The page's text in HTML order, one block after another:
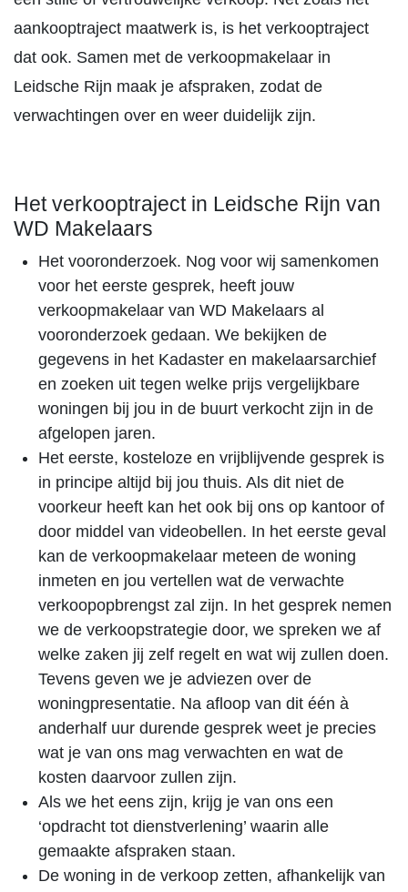
aankooptraject maatwerk is, is het verkooptraject
dat ook. Samen met de verkoopmakelaar in
Leidsche Rijn maak je afspraken, zodat de
verwachtingen over en weer duidelijk zijn.
Het verkooptraject in Leidsche Rijn van
WD Makelaars
Het vooronderzoek. Nog voor wij samenkomen
voor het eerste gesprek, heeft jouw
verkoopmakelaar van WD Makelaars al
vooronderzoek gedaan. We bekijken de
gegevens in het Kadaster en makelaarsarchief
en zoeken uit tegen welke prijs vergelijkbare
woningen bij jou in de buurt verkocht zijn in de
afgelopen jaren.
Het eerste, kosteloze en vrijblijvende gesprek is
in principe altijd bij jou thuis. Als dit niet de
voorkeur heeft kan het ook bij ons op kantoor of
door middel van videobellen. In het eerste geval
kan de verkoopmakelaar meteen de woning
inmeten en jou vertellen wat de verwachte
verkoopopbrengst zal zijn. In het gesprek nemen
we de verkoopstrategie door, we spreken we af
welke zaken jij zelf regelt en wat wij zullen doen.
Tevens geven we je adviezen over de
woningpresentatie. Na afloop van dit één à
anderhalf uur durende gesprek weet je precies
wat je van ons mag verwachten en wat de
kosten daarvoor zullen zijn.
Als we het eens zijn, krijg je van ons een
‘opdracht tot dienstverlening’ waarin alle
gemaakte afspraken staan.
De woning in de verkoop zetten, afhankelijk van